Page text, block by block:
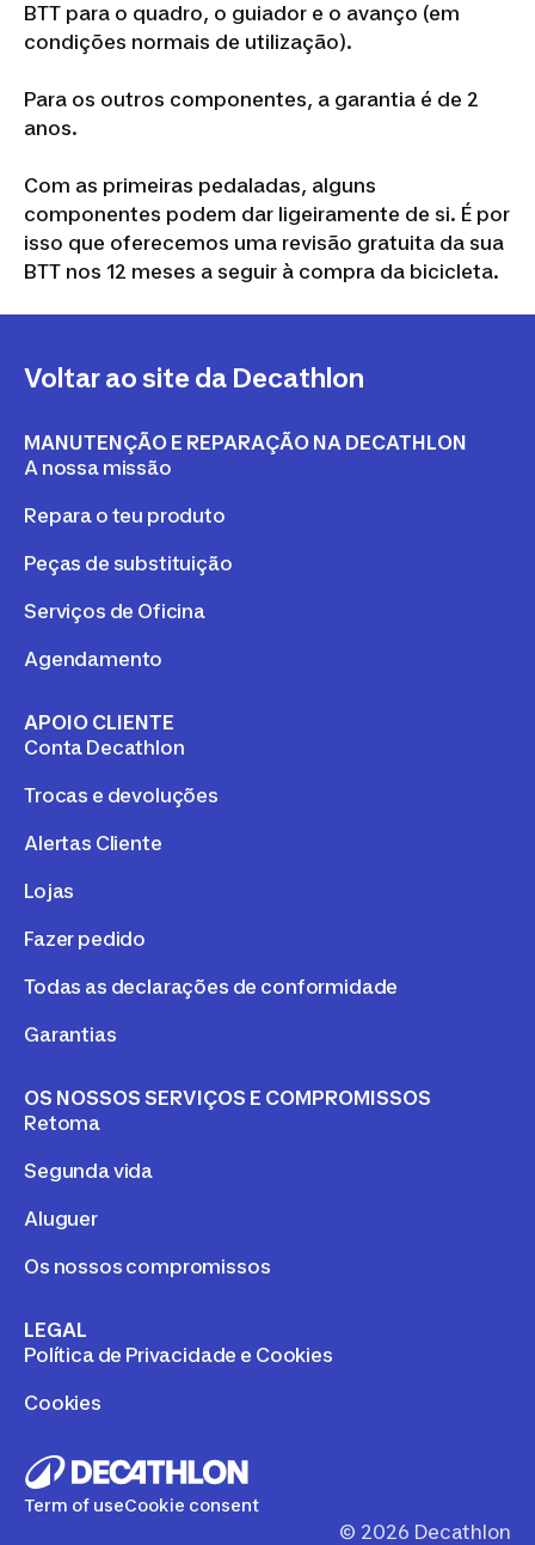
BTT para o quadro, o guiador e o avanço (em
condições normais de utilização).
Para os outros componentes, a garantia é de 2
anos.
Com as primeiras pedaladas, alguns
componentes podem dar ligeiramente de si. É por
isso que oferecemos uma revisão gratuita da sua
BTT nos 12 meses a seguir à compra da bicicleta.
Voltar ao site da Decathlon
MANUTENÇÃO E REPARAÇÃO NA DECATHLON
A nossa missão
Repara o teu produto
Peças de substituição
Serviços de Oficina
Agendamento
APOIO CLIENTE
Conta Decathlon
Trocas e devoluções
Alertas Cliente
Lojas
Fazer pedido
Todas as declarações de conformidade
Garantias
OS NOSSOS SERVIÇOS E COMPROMISSOS
Retoma
Segunda vida
Aluguer
Os nossos compromissos
LEGAL
Política de Privacidade e Cookies
Cookies
Term of useCookie consent
© 2026 Decathlon